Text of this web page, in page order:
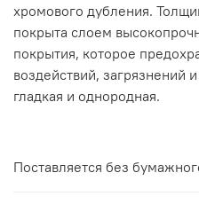
хромового дубления.
покрыта слоем
покрытия, которое
воздействий, загрязнений
гладкая и однородная.
Поставляется без